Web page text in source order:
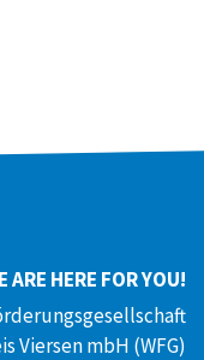
ARE HERE FOR YOU!
Viersen mbH (WFG)